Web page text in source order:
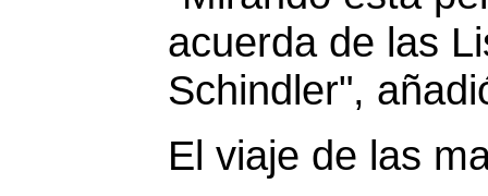
acuerda de las
Schindler",
El viaje de las